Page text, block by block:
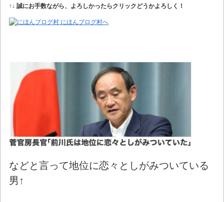
↑↓誠にお手数ながら、よろしかったらクリックどうかよろしく！
などと言って地位に恋々としがみついている
男↑